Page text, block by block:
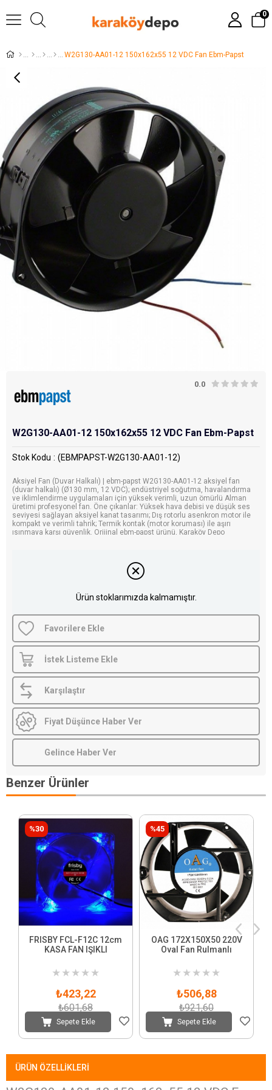
0
W2G130-AA01-12 150x162x55 12 VDC Fan Ebm-Papst
0.0
W2G130-AA01-12 150x162x55 12 VDC Fan Ebm-Papst
Stok Kodu (EBMPAPST-W2G130-AA01-12)
Aksiyel Fan (Duvar Halkalı) | ebm-papst W2G130-AA01-12 aksiyel fan
(duvar halkalı) (Ø130 mm, 12 VDC); endüstriyel soğutma, havalandırma
ve iklimlendirme uygulamaları için yüksek verimli, uzun ömürlü Alman
üretimi profesyonel fan. Öne çıkanlar: Yüksek hava debisi ve düşük ses
seviyesi sağlayan aksiyel kanat tasarımı; Dış rotorlu asenkron motor ile
kompakt ve verimli tahrik; Termik kontak (motor koruması) ile aşırı
ısınmaya karşı güvenlik. Orijinal ebm-papst ürünü, Karaköy Depo
Ürün stoklarımızda kalmamıştır.
Favorilere Ekle
İstek Listeme Ekle
Karşılaştır
Fiyat Düşünce Haber Ver
Gelince Haber Ver
Benzer Ürünler
FRISBY FCL-F12C 12cm
KASA FAN IŞIKLI
★ ★ ★ ★ ★
₺423,22
₺601,68
Sepete Ekle
%30
OAG 172X150X50 220V
Oval Fan Rulmanlı
★ ★ ★ ★ ★
₺506,88
₺921,60
Sepete Ekle
%45
ÜRÜN ÖZELLIKLERI